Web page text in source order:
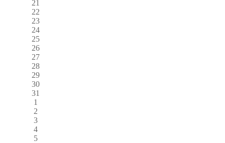
21
22
23
24
25
26
27
28
29
30
31
1
2
3
4
5